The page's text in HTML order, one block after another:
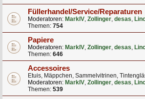
Füllerhandel/Service/Reparaturen
Moderatoren: MarkIV, Zollinger, desas,
Themen: 754
Papiere
Moderatoren: MarkIV, Zollinger, desas,
Themen: 646
Accessoires
Etuis, Mäppchen, Sammelvitrinen,
Moderatoren: MarkIV, Zollinger, desas,
Themen: 539